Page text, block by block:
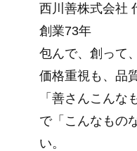
西川善株式会社
創業73年
包んで、創って
価格重視も、品
「善さんこんな
で「こんなもの
い。